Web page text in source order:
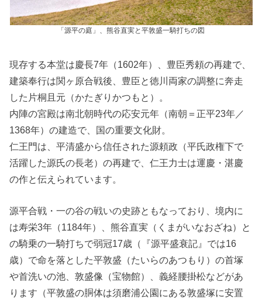
「源平の庭」、熊谷直実と平敦盛一騎打ちの図
現存する本堂は慶長7年（1602年）、豊臣秀頼の再建で、
建築奉行は関ヶ原合戦後、豊臣と徳川両家の調整に奔走
した片桐且元（かたぎりかつもと）。
内陣の宮殿は南北朝時代の応安元年（南朝＝正平23年／
1368年）の建造で、国の重要文化財。
仁王門は、平清盛から信任された源頼政（平氏政権下で
活躍した源氏の長老）の再建で、仁王力士は運慶・湛慶
の作と伝えられています。
源平合戦・一の谷の戦いの史跡ともなっており、境内に
は寿栄3年（1184年）、熊谷直実（くまがいなおざね）と
の騎乗の一騎打ちで弱冠17歳（『源平盛衰記』では16
歳）で命を落とした平敦盛（たいらのあつもり）の首塚
や首洗いの池、敦盛像（宝物館）、義経腰掛松などがあ
ります（平敦盛の胴体は須磨浦公園にある敦盛塚に安置